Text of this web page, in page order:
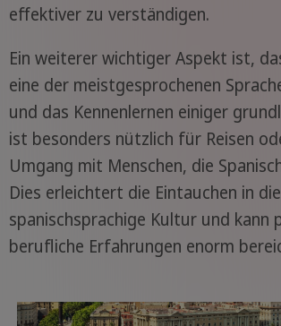
effektiver zu verständigen.
Ein weiterer wichtiger Aspekt ist,
eine der meistgesprochenen
und das Kennenlernen einiger
ist besonders nützlich für Reisen
Umgang mit Menschen, die
Dies erleichtert die Eintauchen in die
spanischsprachige Kultur und kann
berufliche Erfahrungen enorm